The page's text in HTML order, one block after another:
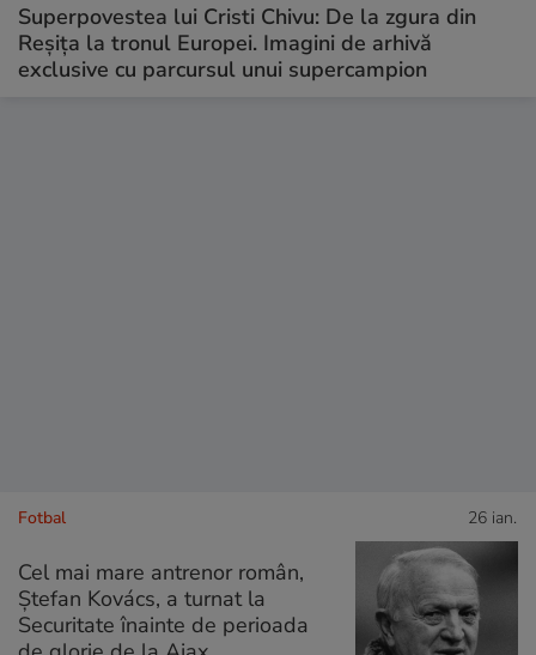
Superpovestea lui Cristi Chivu: De la zgura din
Reșița la tronul Europei. Imagini de arhivă
exclusive cu parcursul unui supercampion
Fotbal 26 ian.
Cel mai mare antrenor român,
Ștefan Kovács, a turnat la
Securitate înainte de perioada